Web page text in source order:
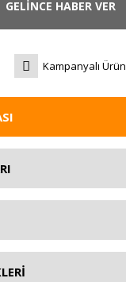
GELİNCE HABER VER
Kampanyalı Ürün